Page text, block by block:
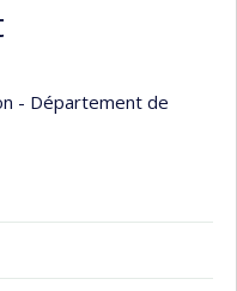
- Département de